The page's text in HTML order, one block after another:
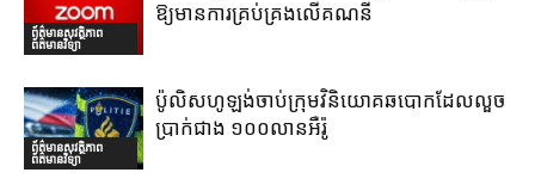
ព័ត៌មានសុវត្ថិភាព
ព័ត៌មានវិទ្យា
ឱ្យមានការគ្រប់គ្រងលើគណនី
ព័ត៌មានសុវត្ថិភាព
ព័ត៌មានវិទ្យា
ប៉ូលិសហូឡង់ចាប់ក្រុមវិនិយោគឆបោកដែលលួច
ប្រាក់ជាង ១០០លានអឺរ៉ូ